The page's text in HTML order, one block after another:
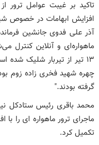
تاکید بر غیبت عوامل ترور
آذر علی فدوی جانشین
ماهواره‌ای و آنلاین کنترل
۱۳ تیر از تیربار شلیک شده
چهره شهید فخری زاده زوم
گرفته بودند."
محمد باقری رئیس ستادکل
ماجرای ترور ماهواره ای را
تکمیل کرد.